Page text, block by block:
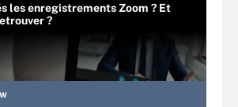
les enregistrements Zoom ? Et
?